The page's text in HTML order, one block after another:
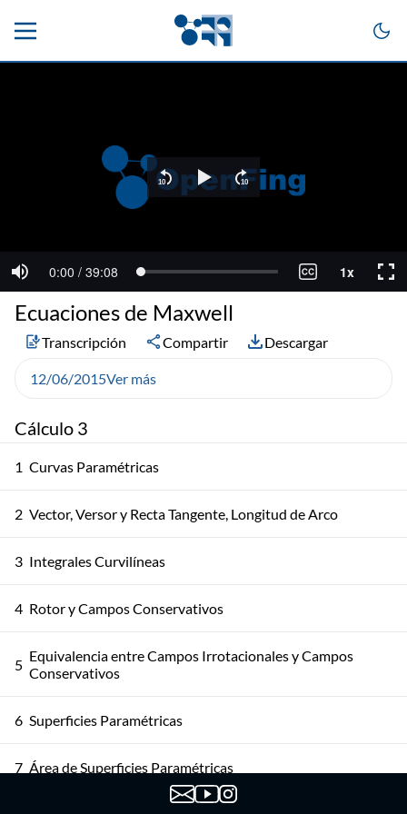
Cálculo 3
1 Curvas Paramétricas
2 Vector, Versor y Recta Tangente, Longitud de Arco
3 Integrales Curvilíneas
4 Rotor y Campos Conservativos
5 Equivalencia entre Campos Irrotacionales y Campos
Conservativos
6 Superficies Paramétricas
7 Área de Superficies Paramétricas
Ecuaciones de Maxwell
Transcripción Compartir Descargar
12/06/2015Ver más